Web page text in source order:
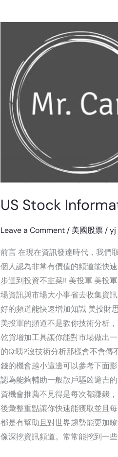
US Stock
Leave a Comment / 美國股票/yj
前言 在現在資訊發達時代，我們
個人認為非常有價值的頻道能快
步達到投資不韭菜!! 美投軍 美投
場資訊與市場大小事省去收集資
好的頻道能快速增加知識 美投財
美投軍的頻道不是教你技術分析
乾貨增加工具讓你能對市場做出
的Q:咦?沒技術分析那樣會不會
錢的機會越小這邊可以參考下面
認為能夠輔助一般散戶驅凶避吉
資機會推薦不見得是每次都賺錢
後彙整重點讓你快速能獲取並且
都是有幫助且對世界趨勢能更加
像深挖資訊頻道。常常能挖到一
Information
Channel
Recommend